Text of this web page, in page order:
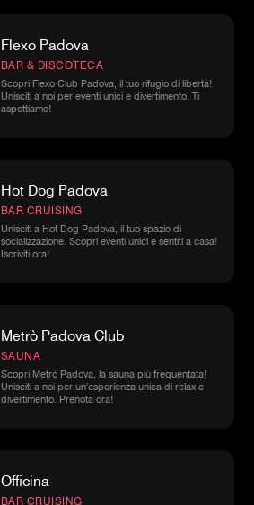
Flexo Padova
BAR & DISCOTECA
Scopri Flexo Club Padova, il tuo rifugio di libertà!
Unisciti a noi per eventi unici e divertimento. Ti
aspettiamo!
Hot Dog Padova
BAR CRUISING
Unisciti a Hot Dog Padova, il tuo spazio di
socializzazione. Scopri eventi unici e sentiti a casa!
Iscriviti ora!
Metrò Padova Club
SAUNA
Scopri Metrò Padova, la sauna più frequentata!
Unisciti a noi per un'esperienza unica di relax e
divertimento. Prenota ora!
Officina
BAR CRUISING